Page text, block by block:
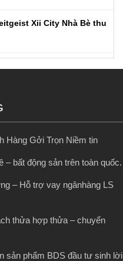
Xii City Nhà Bè thu
Hàng Gởi Trọn Niềm tin
– bất động sản trên toàn quốc.
– Hỗ trợ vay ngânhàng LS
thửa hợp thửa – chuyển
sản phẩm BDS đầu tư sinh lời